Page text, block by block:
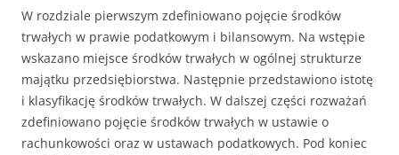
W rozdziale pierwszym zdefiniowano pojęcie środków
trwałych w prawie podatkowym i bilansowym. Na wstępie
wskazano miejsce środków trwałych w ogólnej strukturze
majątku przedsiębiorstwa. Następnie przedstawiono istotę
i klasyfikację środków trwałych. W dalszej części rozważań
zdefiniowano pojęcie środków trwałych w ustawie o
rachunkowości oraz w ustawach podatkowych. Pod koniec